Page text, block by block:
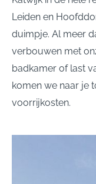
Leiden en
duimpje. Al meer
verbouwen met
badkamer of last
komen we naar je
voorrijkosten.